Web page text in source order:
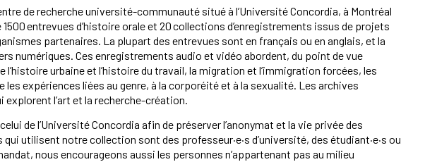
de recherche université-communauté situé à l’Université Concordia, à Montréal
entrevues d’histoire orale​​ et 20 collections d’enregistrements issus de projets
partenaires. La plupart des entrevues sont en français ou en anglais, et la
numériques. Ces enregistrements audio et vidéo abordent, du point de vue
urbaine et l’histoire du travail, la migration et l’immigration forcées, les
expériences liées au genre, à la corporéité et à la sexualité. Les archives
l’art et la recherche-création.
de l’Université Concordia afin de préserver l’anonymat et la vie privée des
utilisent notre collection sont des professeur·e·s d’université, des étudiant·e·s ou
nous encourageons aussi les personnes n’appartenant pas au milieu